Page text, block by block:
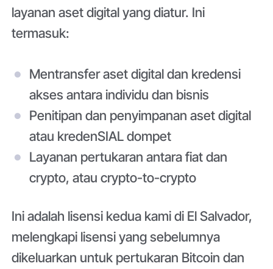
layanan aset digital yang diatur. Ini
termasuk:
Mentransfer aset digital dan kredensi
akses antara individu dan bisnis
Penitipan dan penyimpanan aset digital
atau kredenSIAL dompet
Layanan pertukaran antara fiat dan
crypto, atau crypto-to-crypto
Ini adalah lisensi kedua kami di El Salvador,
melengkapi lisensi yang sebelumnya
dikeluarkan untuk pertukaran Bitcoin dan